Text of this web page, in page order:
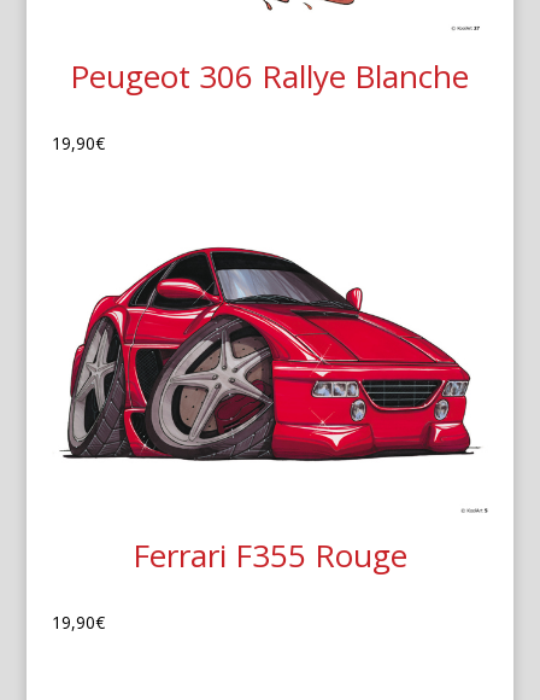
Peugeot 306 Rallye Blanche
19,90€
Ferrari F355 Rouge
19,90€